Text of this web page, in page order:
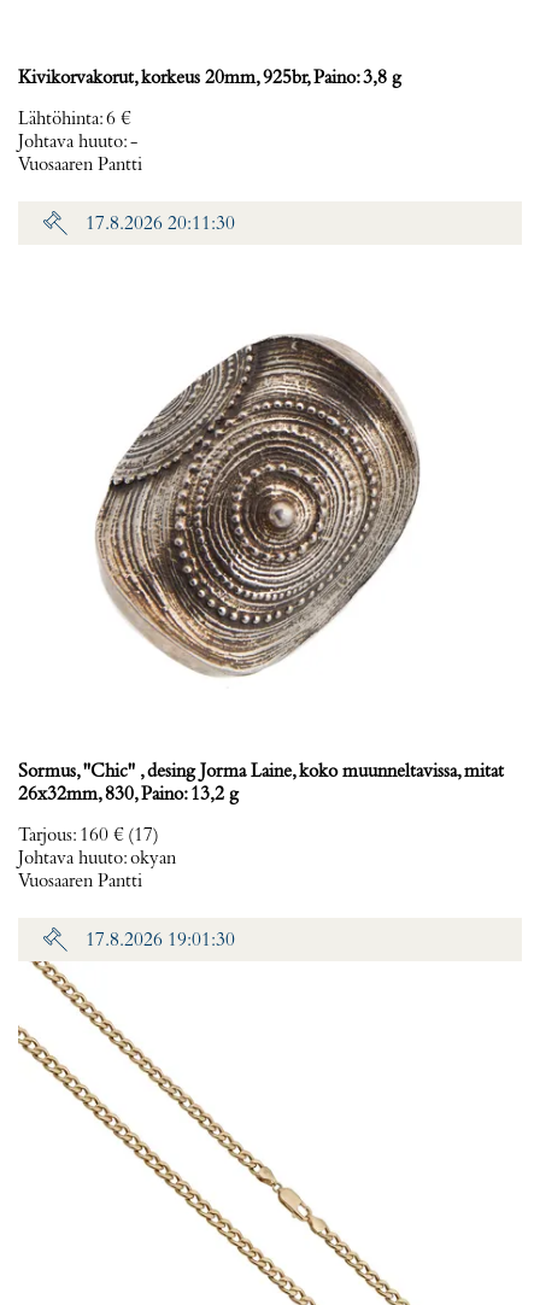
Kivikorvakorut, korkeus 20mm, 925br, Paino: 3,8 g
Lähtöhinta:6 €
Johtava huuto:-
Vuosaaren Pantti
17.8.2026 20:11:30
Sormus, ''Chic'' , desing Jorma Laine, koko muunneltavissa, mitat
26x32mm, 830, Paino: 13,2 g
Tarjous: 160 € (17)
Johtava huuto:okyan
Vuosaaren Pantti
17.8.2026 19:01:30